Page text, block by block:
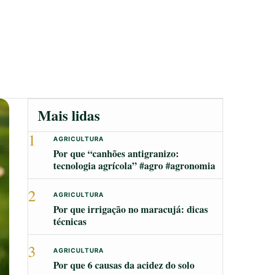
Mais lidas
1
AGRICULTURA
Por que “canhões antigranizo:
tecnologia agrícola” #agro #agronomia
2 AGRICULTURA
Por que irrigação no maracujá: dicas
técnicas
3 AGRICULTURA
Por que 6 causas da acidez do solo